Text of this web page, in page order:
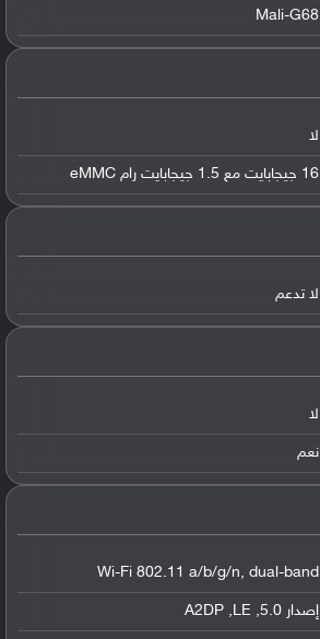
Mali-G68
لا
16 جيجابايت مع 1.5 جيجابايت رام eMMC
لا تدعم
لا
نعم
Wi-Fi 802.11 a/b/g/n, dual-band
إصدار 5.0, A2DP ,LE